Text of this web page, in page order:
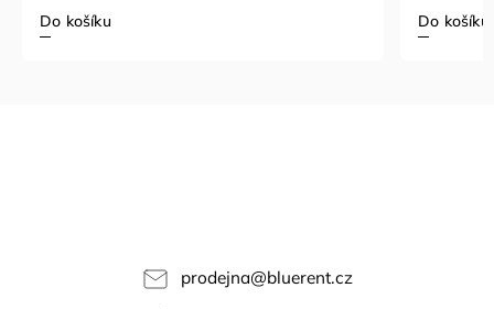
Do košíku Do košíku
prodejna@bluerent.cz